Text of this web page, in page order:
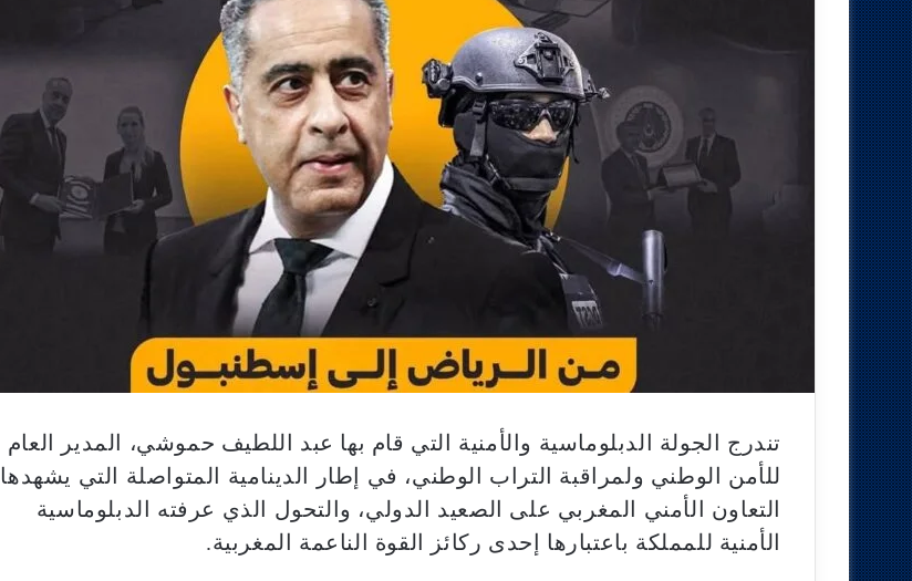
تندرج الجولة الدبلوماسية والأمنية التي قام بها عبد اللطيف حموشي، المدير العام
للأمن الوطني ولمراقبة التراب الوطني، في إطار الدينامية المتواصلة التي يشهدها
التعاون الأمني المغربي على الصعيد الدولي، والتحول الذي عرفته الدبلوماسية
الأمنية للمملكة باعتبارها إحدى ركائز القوة الناعمة المغربية.